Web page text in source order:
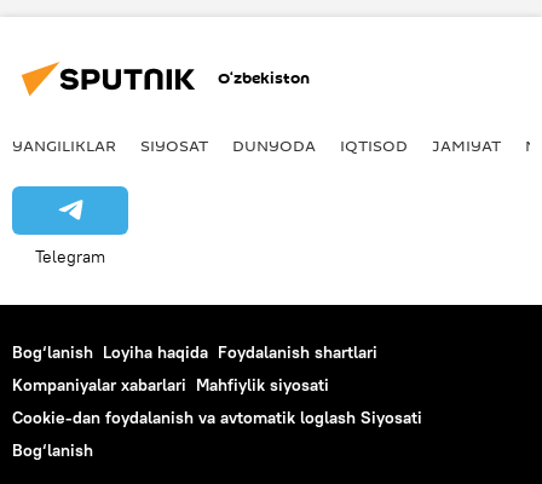
O‘zbekiston
YANGILIKLAR SIYOSAT DUNYODA IQTISOD JAMIYAT
Telegram
Bog‘lanish Loyiha haqida Foydalanish shartlari
Kompaniyalar xabarlari Mahfiylik siyosati
Cookie-dan foydalanish va avtomatik loglash Siyosati
Bog‘lanish